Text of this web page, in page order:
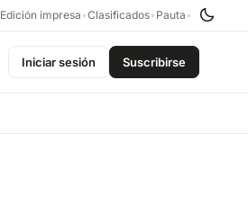
Edición impresa •Clasificados• Pauta •
Iniciar sesión Suscribirse